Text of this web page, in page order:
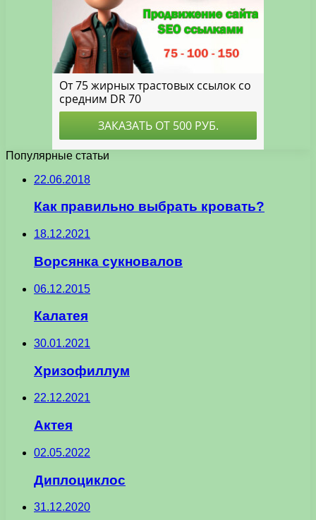
Популярные статьи
22.06.2018
Как правильно выбрать кровать?
18.12.2021
Ворсянка сукновалов
06.12.2015
Калатея
30.01.2021
Хризофиллум
22.12.2021
Актея
02.05.2022
Диплоциклос
31.12.2020